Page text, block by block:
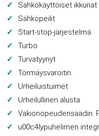
Sähkökäyttöiset ikkunat
Sähköpeilit
Start-stop-järjestelmä
Turbo
Turvatyynyt
Törmäysvaroitin
Urheiluistuimet
Urheilullinen alusta
Vakionopeudensäädin:
u00c4lypuhelimen